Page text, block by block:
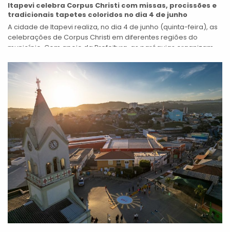
Itapevi celebra Corpus Christi com missas, procissões e
tradicionais tapetes coloridos no dia 4 de junho
A cidade de Itapevi realiza, no dia 4 de junho (quinta-feira), as
celebrações de Corpus Christi em diferentes regiões do
município. Com apoio da Prefeitura, as paróquias organizam